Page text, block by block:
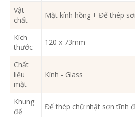
Vật
chất
Mặt kính hồng + Đế thép
Kích
thước
120 x 73mm
Chất
liệu
mặt
Kính - Glass
Khung
đế
Đế thép chữ nhật sơn tĩnh